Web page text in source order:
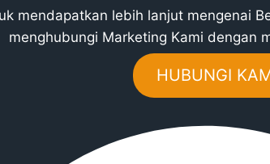
mendapatkan lebih lanjut mengenai
menghubungi Marketing Kami dengan
HUBUNGI